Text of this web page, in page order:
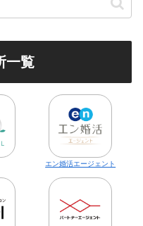
一覧
エン婚活エージェント